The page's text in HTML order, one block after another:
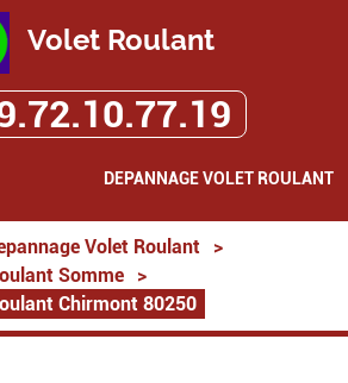
Volet Roulant
DEPANNAGE VOLET ROULANT
Volet Roulant
>
Somme
>
Chirmont 80250